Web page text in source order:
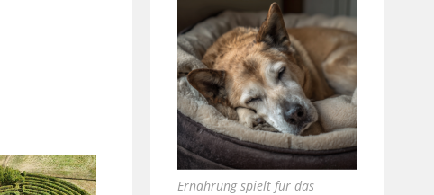
Ernährung spielt für das